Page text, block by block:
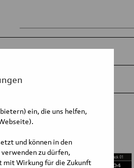
ein, die uns helfen,
und können in den
zu dürfen,
mit Wirkung für die Zukunft